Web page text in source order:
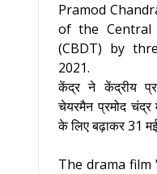
Pramod
of the Central
(CBDT) by
2021.
केंद्र ने केंद्रीय
चेयरमैन प्रमोद चंद्र
के लिए बढ़ाकर 31
The drama